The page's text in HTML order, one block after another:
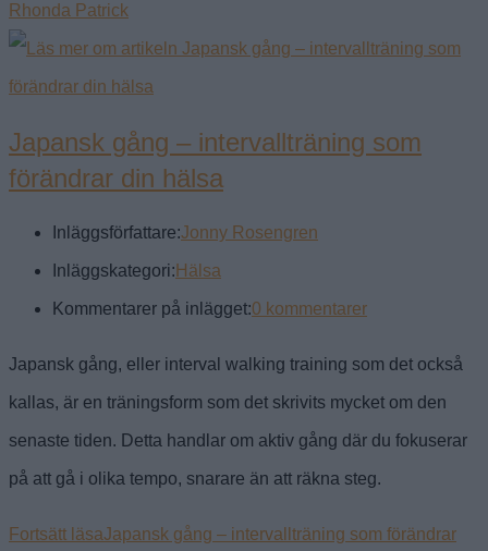
Rhonda Patrick
Japansk gång – intervallträning som
förändrar din hälsa
Inläggsförfattare:Jonny Rosengren
Inläggskategori: Hälsa
Kommentarer på inlägget:0 kommentarer
Japansk gång, eller interval walking training som det också
kallas, är en träningsform som det skrivits mycket om den
senaste tiden. Detta handlar om aktiv gång där du fokuserar
på att gå i olika tempo, snarare än att räkna steg.
Fortsätt läsaJapansk gång – intervallträning som förändrar